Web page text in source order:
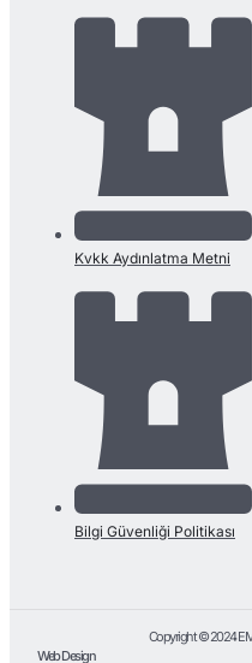
Kvkk Aydınlatma Metni
Bilgi Güvenliği Politikası
Copyright © 2024 EMF
Web Design